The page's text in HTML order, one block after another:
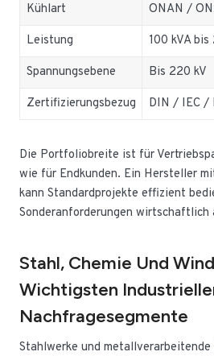
Kühlart ONAN /
Leistung 100 kVA
Spannungsebene Bis 220 kV
Zertifizierungsbezug DIN / IEC /
Die Portfoliobreite ist für
wie für Endkunden. Ein Hersteller
kann Standardprojekte effizient
Sonderanforderungen wirtschaftlich
Stahl, Chemie Und
Wichtigsten
Nachfragesegmente
Stahlwerke und